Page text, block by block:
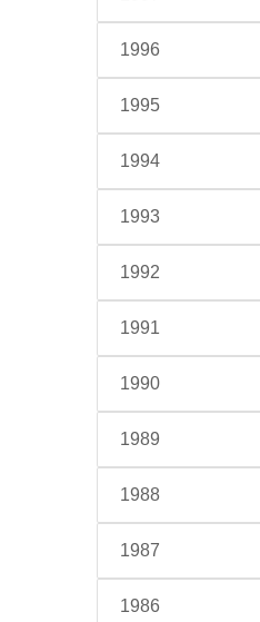
1996
1995
1994
1993
1992
1991
1990
1989
1988
1987
1986